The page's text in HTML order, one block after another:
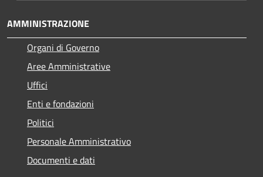
AMMINISTRAZIONE
Organi di Governo
Aree Amministrative
Uffici
Enti e fondazioni
Politici
Personale Amministrativo
Documenti e dati